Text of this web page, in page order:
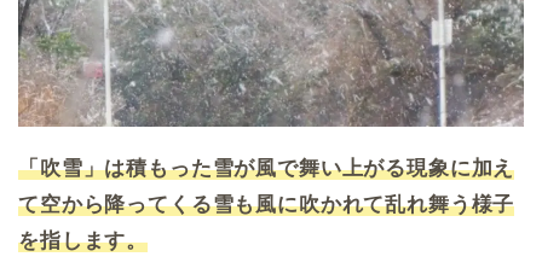
「吹雪」は積もった雪が風で舞い上がる現象に加え
て空から降ってくる雪も風に吹かれて乱れ舞う様子
を指します。